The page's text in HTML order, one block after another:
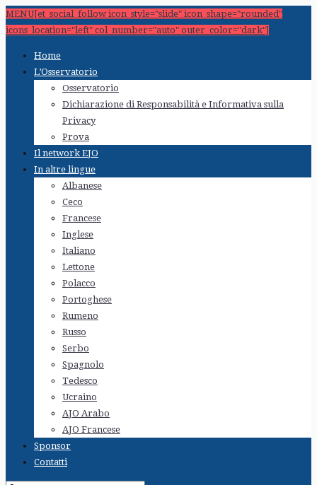
MENU[et_social_follow icon_style="slide" icon_shape="rounded"
icons_location="left" col_number="auto" outer_color="dark"]
Home
L’Osservatorio
Osservatorio
Dichiarazione di Responsabilità e Informativa sulla
Privacy
Prova
Il network EJO
In altre lingue
Albanese
Ceco
Francese
Inglese
Italiano
Lettone
Polacco
Portoghese
Rumeno
Russo
Serbo
Spagnolo
Tedesco
Ucraino
AJO Arabo
AJO Francese
Sponsor
Contatti